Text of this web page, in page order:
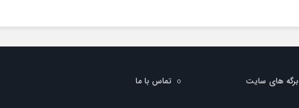
برگه های سایت
تماس با ما